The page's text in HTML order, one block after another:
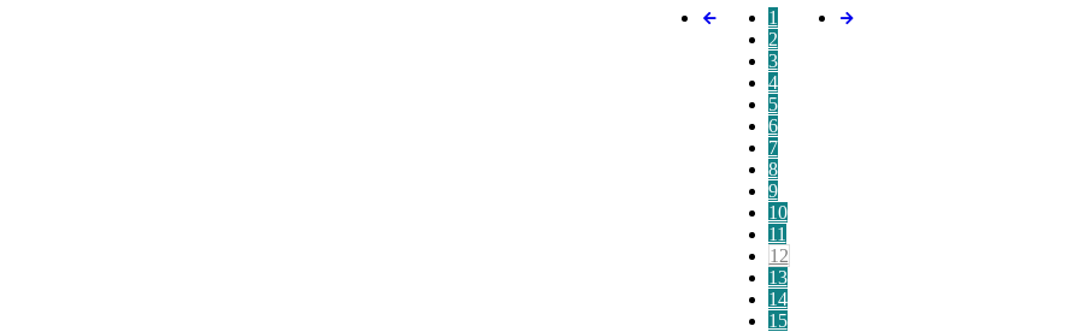
1
2
3
4
5
6
7
8
9
10
11
12
13
14
15